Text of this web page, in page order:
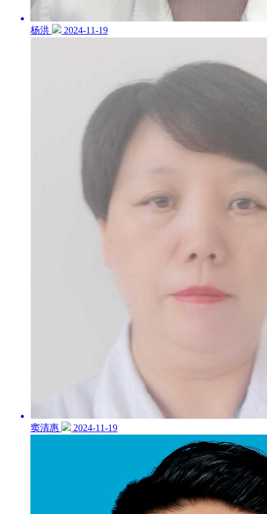
杨洪 2024-11-19
窦清惠 2024-11-19